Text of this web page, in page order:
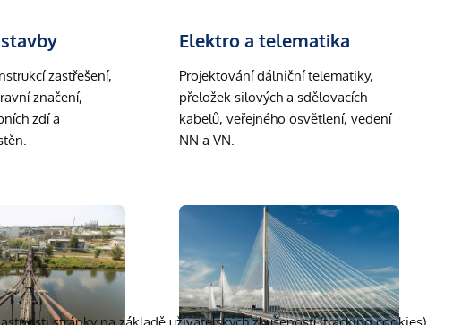
zastřešení,
značení,
zdí a
Elektro a telematika
Projektování dálniční telematiky,
přeložek silových a sdělovacích
kabelů, veřejného osvětlení, vedení
NN a VN.